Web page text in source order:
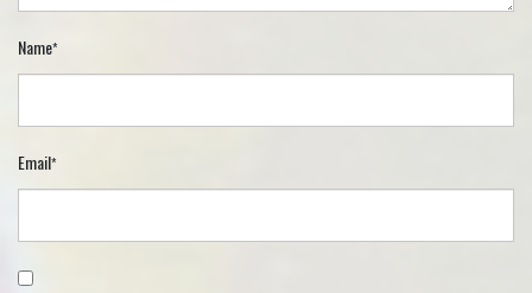
Name*
Email*